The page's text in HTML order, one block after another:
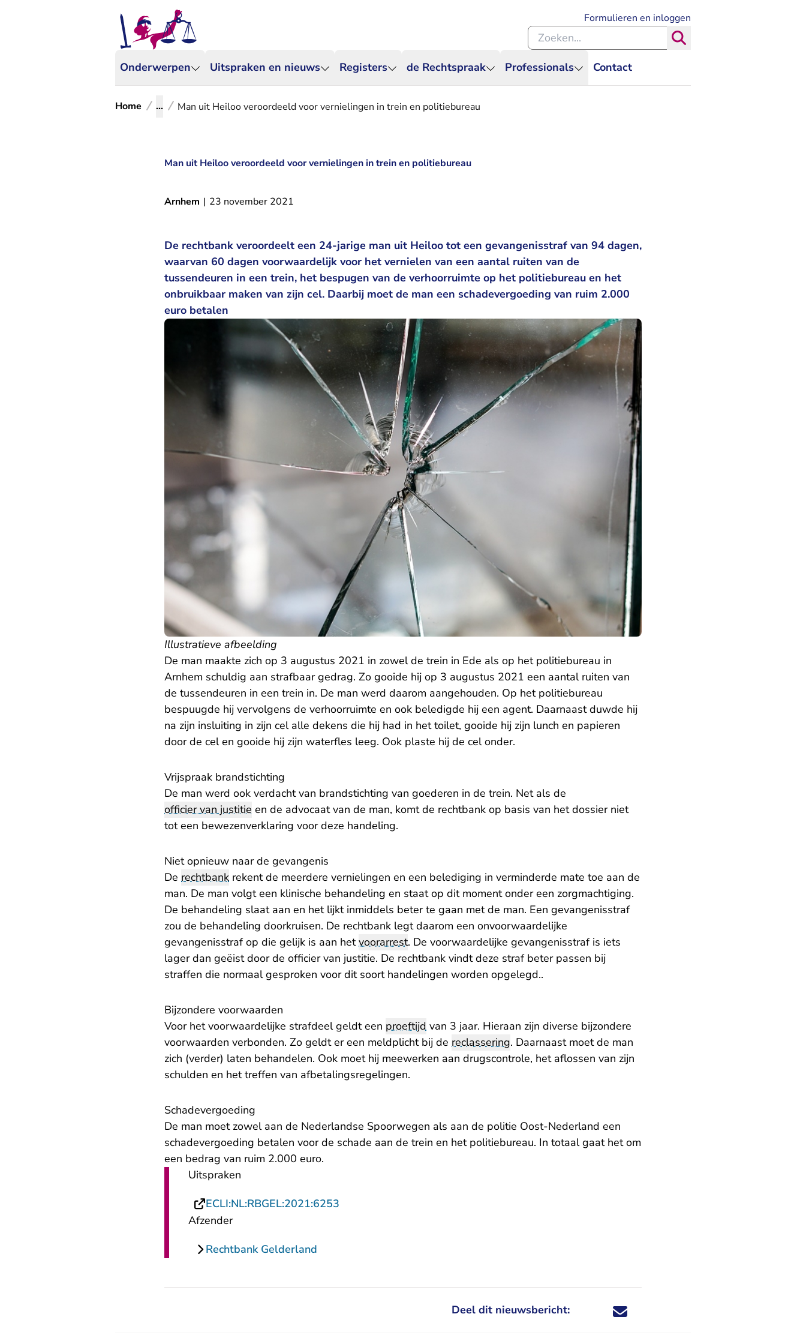
Onderwerpen Uitspraken en nieuws Registers de Rechtspraak Professionals Contact
Formulieren en inloggen
Zoeken binnen de Rechtspraak
Home ... Man uit Heiloo veroordeeld voor vernielingen in trein en politiebureau
Man uit Heiloo veroordeeld voor vernielingen in trein en politiebureau
Arnhem | 23 november 2021
De rechtbank veroordeelt een 24-jarige man uit Heiloo tot een gevangenisstraf van 94 dagen,
waarvan 60 dagen voorwaardelijk voor het vernielen van een aantal ruiten van de
tussendeuren in een trein, het bespugen van de verhoorruimte op het politiebureau en het
onbruikbaar maken van zijn cel. Daarbij moet de man een schadevergoeding van ruim 2.000
euro betalen
Illustratieve afbeelding
De man maakte zich op 3 augustus 2021 in zowel de trein in Ede als op het politiebureau in
Arnhem schuldig aan strafbaar gedrag. Zo gooide hij op 3 augustus 2021 een aantal ruiten van
de tussendeuren in een trein in. De man werd daarom aangehouden. Op het politiebureau
bespuugde hij vervolgens de verhoorruimte en ook beledigde hij een agent. Daarnaast duwde hij
na zijn insluiting in zijn cel alle dekens die hij had in het toilet, gooide hij zijn lunch en papieren
door de cel en gooide hij zijn waterfles leeg. Ook plaste hij de cel onder.
Vrijspraak brandstichting
De man werd ook verdacht van brandstichting van goederen in de trein. Net als de
officier van justitie en de advocaat van de man, komt de rechtbank op basis van het dossier niet
tot een bewezenverklaring voor deze handeling.
Niet opnieuw naar de gevangenis
De rechtbank rekent de meerdere vernielingen en een belediging in verminderde mate toe aan de
man. De man volgt een klinische behandeling en staat op dit moment onder een zorgmachtiging.
De behandeling slaat aan en het lijkt inmiddels beter te gaan met de man. Een gevangenisstraf
zou de behandeling doorkruisen. De rechtbank legt daarom een onvoorwaardelijke
gevangenisstraf op die gelijk is aan hetvoorarrest. De voorwaardelijke gevangenisstraf is iets
lager dan geëist door de officier van justitie. De rechtbank vindt deze straf beter passen bij
straffen die normaal gesproken voor dit soort handelingen worden opgelegd..
Bijzondere voorwaarden
Voor het voorwaardelijke strafdeel geldt een proeftijd van 3 jaar. Hieraan zijn diverse bijzondere
voorwaarden verbonden. Zo geldt er een meldplicht bij de reclassering. Daarnaast moet de man
zich (verder) laten behandelen. Ook moet hij meewerken aan drugscontrole, het aflossen van zijn
schulden en het treffen van afbetalingsregelingen.
​Schadevergoeding
De man moet zowel aan de Nederlandse Spoorwegen als aan de politie Oost-Nederland een
schadevergoeding betalen voor de schade aan de trein en het politiebureau. In totaal gaat het om
een bedrag van ruim 2.000 euro.
Uitspraken
ECLI:NL:RBGEL:2021:6253
Afzender
Rechtbank Gelderland
Deel dit nieuwsbericht: Deel dit nieuwsbericht via X - U verlaat
Deel dit nieuwsbericht via Facebook - U
Deel dit nieuwsbericht via e-mail
Deel dit nieuwsbericht via LinkedIn - U